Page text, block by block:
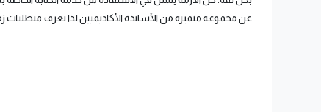
عن مجموعة متميزة من الأساتذة الأكاديميين لذا نعرف متطلبات